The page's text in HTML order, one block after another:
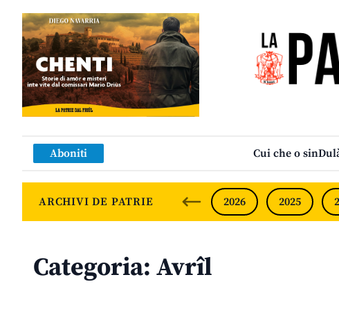
Aboniti Cui che o sin
ARCHIVI DE PATRIE 2026 2025
Categoria: Avrîl